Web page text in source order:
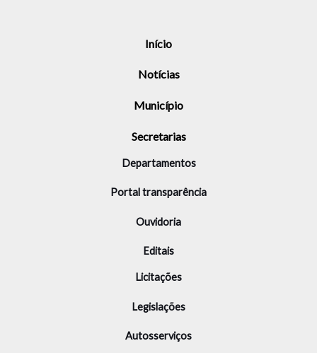
Início
Notícias
Município
Secretarias
Departamentos
Portal transparência
Ouvidoria
Editais
Licitações
Legislações
Autosserviços